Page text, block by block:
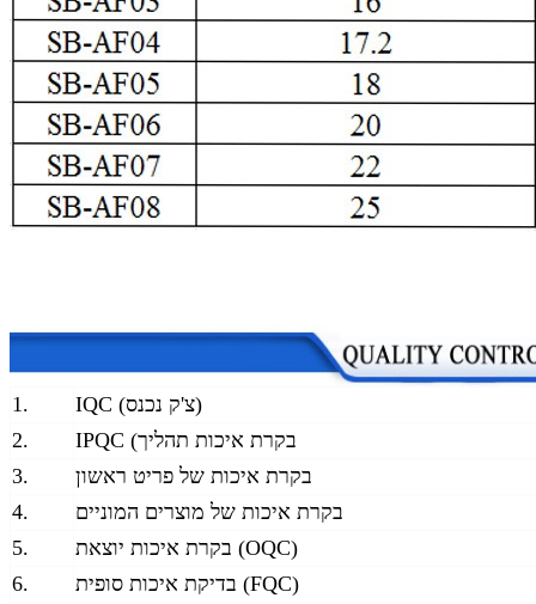
1.
IQC (צ'ק נכנס)
2.
IPQC (בקרת איכות תהליך
3.
בקרת איכות של פריט ראשון
4.
בקרת איכות של מוצרים המוניים
5.
בקרת איכות יוצאת (OQC)
6.
בדיקת איכות סופית (FQC)